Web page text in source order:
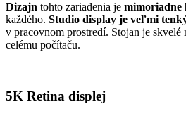
Dizajn tohto zariadenia je mimoriadne
každého. Studio display je veľmi
v pracovnom prostredí. Stojan je
celému počítaču.
5K Retina displej